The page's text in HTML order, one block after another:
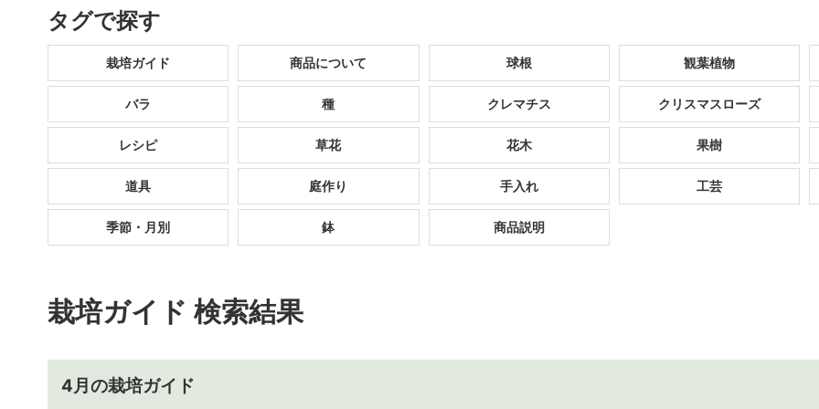
タグで探す
栽培ガイド 商品について 球根 観葉植物
バラ 種 クレマチス クリスマスローズ
レシピ 草花 花木 果樹
道具 庭作り 手入れ 工芸
季節・月別 鉢 商品説明
栽培ガイド 検索結果
4月の栽培ガイド